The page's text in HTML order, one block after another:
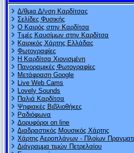
Δ/θμια Δ/νση Καρδίτσας
Σελίδες Φυσικής
Ο Καιρός στην Καρδίτσα
Τιμές Καυσίμων στην Καρδίτσα
Καιρικός Χάρτης Ελλάδας
Φωτογραφίες
Η Καρδίτσα Χιονισμένη
Πανοραμικές Φωτογραφίες
Μετάφραση Google
Live Web Cams
Lovely Sounds
Παλιά Καρδίτσα
Ψηφιακές Βιβλιοθήκες
Ραδιόφωνα
Δορυφόροι on line
Διαδραστικός Μουσικός Χάρτης
Χάρτης Αεροπλάνων - Πλοίων
Διάγραμμα τιμών Πετρελαίου